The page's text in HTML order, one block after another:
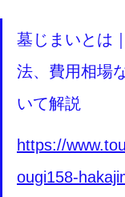
墓じまいとは
法、費用相場
いて解説
https://
ougi158-